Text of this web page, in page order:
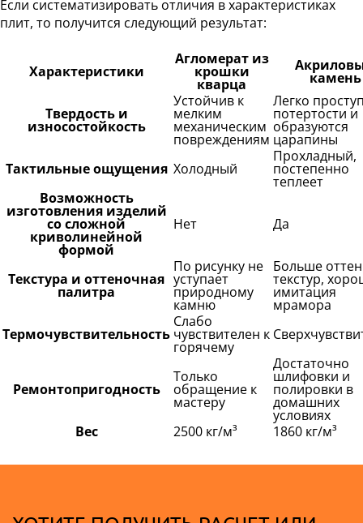
Если систематизировать отличия в характеристиках
плит, то получится следующий результат:
Характеристики
Агломерат из
крошки
кварца
камень
Твердость и
износостойкость
Устойчив к
мелким
механическим
повреждениям
Легко
потертости и
образуются
царапины
Тактильные ощущения Холодный
Прохладный,
постепенно
теплеет
Возможность
изготовления изделий
со сложной
криволинейной
формой
Нет Да
Текстура и оттеночная
палитра
По рисунку не
уступает
природному
камню
Больше
текстур,
имитация
мрамора
Термочувствительность
Слабо
чувствителен к
горячему
Ремонтопригодность
Только
обращение к
мастеру
Достаточно
шлифовки и
полировки в
домашних
условиях
Вес
2500 кг/м³ 1860 кг/м³